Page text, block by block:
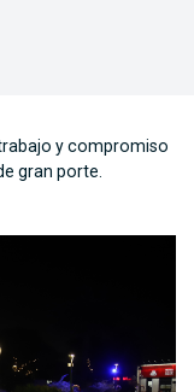
y compromiso
gran porte.